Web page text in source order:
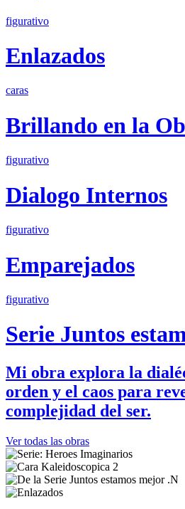
figurativo
Enlazados
caras
Brillando en la
figurativo
Dialogo Internos
figurativo
Emparejados
figurativo
Serie Juntos
Mi obra explora la
orden y el caos para
complejidad del ser.
Ver todas las obras